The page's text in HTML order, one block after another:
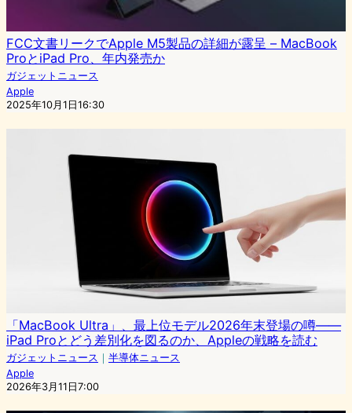
FCC文書リークでApple M5製品の詳細が露呈 – MacBook
ProとiPad Pro、年内発売か
ガジェットニュース
Apple
2025年10月1日16:30
「MacBook Ultra」、最上位モデル2026年末登場の噂——
iPad Proとどう差別化を図るのか、Appleの戦略を読む
ガジェットニュース ｜ 半導体ニュース
Apple
2026年3月11日7:00